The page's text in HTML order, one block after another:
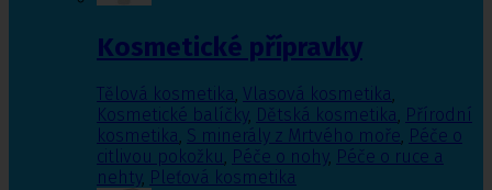
Kosmetické přípravky
Tělová kosmetika, Vlasová kosmetika,
Kosmetické balíčky, Dětská kosmetika, Přírodní
kosmetika, S minerály z Mrtvého moře, Péče o
citlivou pokožku, Péče o nohy, Péče o ruce a
nehty, Pleťová kosmetika